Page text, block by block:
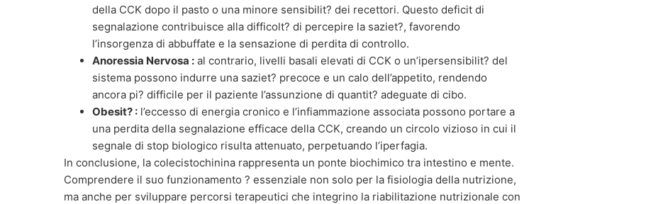
della CCK dopo il pasto o una minore sensibilit? dei recettori. Questo deficit di
segnalazione contribuisce alla difficolt? di percepire la saziet?, favorendo
l’insorgenza di abbuffate e la sensazione di perdita di controllo.
Anoressia Nervosa : al contrario, livelli basali elevati di CCK o un’ipersensibilit? del
sistema possono indurre una saziet? precoce e un calo dell’appetito, rendendo
ancora pi? difficile per il paziente l’assunzione di quantit? adeguate di cibo.
Obesit? : l’eccesso di energia cronico e l’infiammazione associata possono portare a
una perdita della segnalazione efficace della CCK, creando un circolo vizioso in cui il
segnale di stop biologico risulta attenuato, perpetuando l’iperfagia.
In conclusione, la colecistochinina rappresenta un ponte biochimico tra intestino e mente.
Comprendere il suo funzionamento ? essenziale non solo per la fisiologia della nutrizione,
ma anche per sviluppare percorsi terapeutici che integrino la riabilitazione nutrizionale con